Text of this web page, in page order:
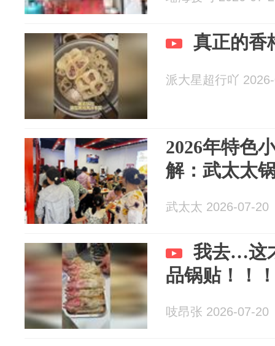
真正的香
派大星超行吖
2026年特色
解：武太太
武太太 2026-07-20
我去…这
品锅贴！！
吱昂张 2026-07-20